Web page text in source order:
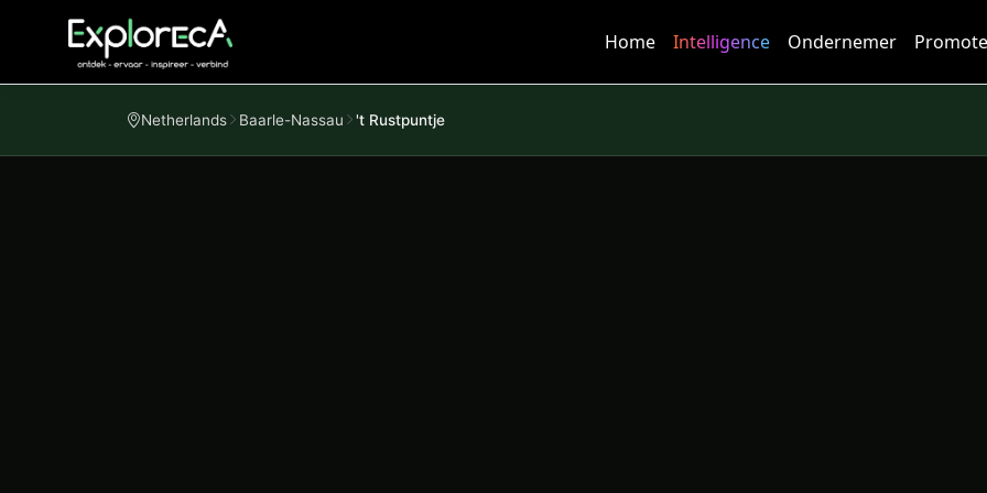
Home Intelligence Ondernemer
Netherlands Baarle-Nassau 't Rustpuntje